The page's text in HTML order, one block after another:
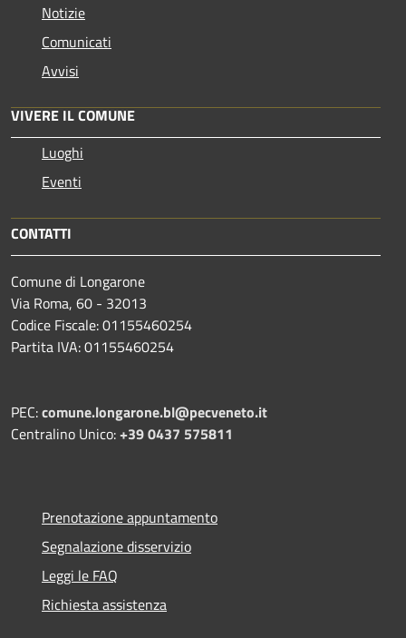
Notizie
Comunicati
Avvisi
VIVERE IL COMUNE
Luoghi
Eventi
CONTATTI
Comune di Longarone
Via Roma, 60 - 32013
Codice Fiscale: 01155460254
Partita IVA: 01155460254
PEC:comune.longarone.bl@pecveneto.it
Centralino Unico:+39 0437 575811
Prenotazione appuntamento
Segnalazione disservizio
Leggi le FAQ
Richiesta assistenza